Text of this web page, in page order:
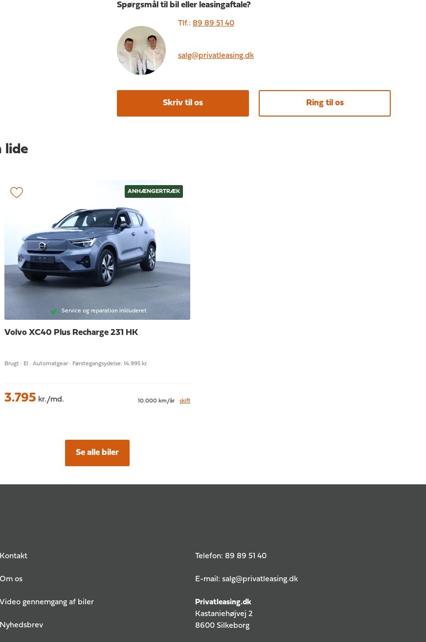
Spørgsmål til bil eller leasingaftale?
Tlf.: 89 89 51 40
salg@privatleasing.dk
Skriv til os Ring til os
lide
ANHÆNGERTRÆK
Service og reparation inkluderet
Volvo XC40 Plus Recharge 231 HK
Brugt · El · Automatgear · Førstegangsydelse: 14.995 kr.
3.795 kr./md. 10.000 km/år skift
Se alle biler
Kontakt
Om os
Video gennemgang af biler
Nyhedsbrev
Telefon: 89 89 51 40
E-mail: salg@privatleasing.dk
Privatleasing.dk
Kastaniehøjvej 2
8600 Silkeborg